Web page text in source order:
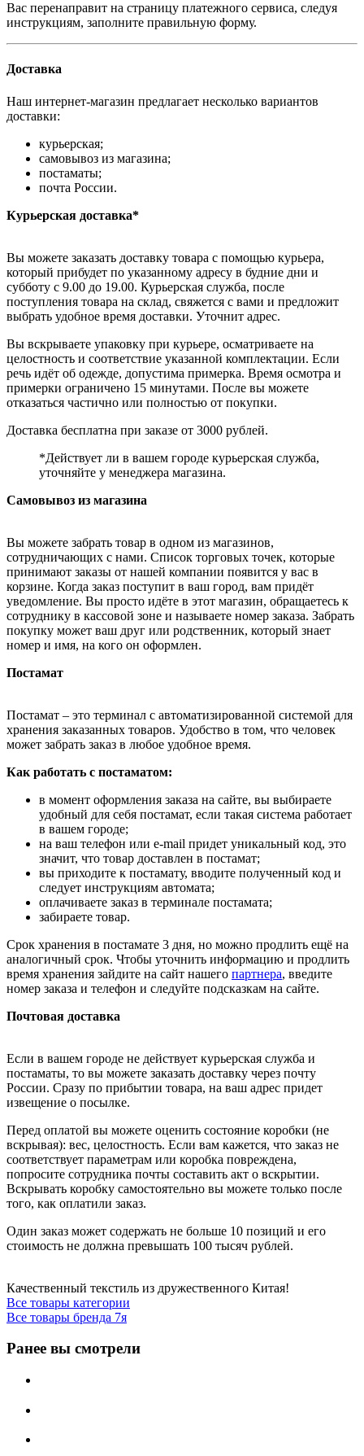
Вас перенаправит на страницу платежного сервиса, следуя
инструкциям, заполните правильную форму.
Доставка
Наш интернет-магазин предлагает несколько вариантов
доставки:
курьерская;
самовывоз из магазина;
постаматы;
почта России.
Курьерская доставка*
Вы можете заказать доставку товара с помощью курьера,
который прибудет по указанному адресу в будние дни и
субботу с 9.00 до 19.00. Курьерская служба, после
поступления товара на склад, свяжется с вами и предложит
выбрать удобное время доставки. Уточнит адрес.
Вы вскрываете упаковку при курьере, осматриваете на
целостность и соответствие указанной комплектации. Если
речь идёт об одежде, допустима примерка. Время осмотра и
примерки ограничено 15 минутами. После вы можете
отказаться частично или полностью от покупки.
Доставка бесплатна при заказе от 3000 рублей.
*Действует ли в вашем городе курьерская служба,
уточняйте у менеджера магазина.
Самовывоз из магазина
Вы можете забрать товар в одном из магазинов,
сотрудничающих с нами. Список торговых точек, которые
принимают заказы от нашей компании появится у вас в
корзине. Когда заказ поступит в ваш город, вам придёт
уведомление. Вы просто идёте в этот магазин, обращаетесь к
сотруднику в кассовой зоне и называете номер заказа. Забрать
покупку может ваш друг или родственник, который знает
номер и имя, на кого он оформлен.
Постамат
Постамат – это терминал с автоматизированной системой для
хранения заказанных товаров. Удобство в том, что человек
может забрать заказ в любое удобное время.
Как работать с постаматом:
в момент оформления заказа на сайте, вы выбираете
удобный для себя постамат, если такая система работает
в вашем городе;
на ваш телефон или e-mail придет уникальный код, это
значит, что товар доставлен в постамат;
вы приходите к постамату, вводите полученный код и
следует инструкциям автомата;
оплачиваете заказ в терминале постамата;
забираете товар.
Срок хранения в постамате 3 дня, но можно продлить ещё на
аналогичный срок. Чтобы уточнить информацию и продлить
время хранения зайдите на сайт нашего партнера, введите
номер заказа и телефон и следуйте подсказкам на сайте.
Почтовая доставка
Если в вашем городе не действует курьерская служба и
постаматы, то вы можете заказать доставку через почту
России. Сразу по прибытии товара, на ваш адрес придет
извещение о посылке.
Перед оплатой вы можете оценить состояние коробки (не
вскрывая): вес, целостность. Если вам кажется, что заказ не
соответствует параметрам или коробка повреждена,
попросите сотрудника почты составить акт о вскрытии.
Вскрывать коробку самостоятельно вы можете только после
того, как оплатили заказ.
Один заказ может содержать не больше 10 позиций и его
стоимость не должна превышать 100 тысяч рублей.
Качественный текстиль из дружественного Китая!
Все товары категории
Все товары бренда 7я
Ранее вы смотрели